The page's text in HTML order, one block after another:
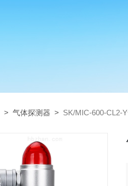
> 气体探测器 > SK/MIC-600-CL2-